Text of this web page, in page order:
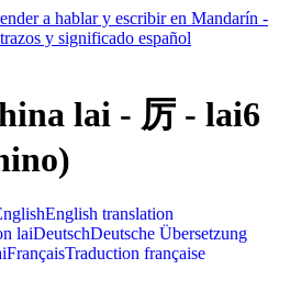
lai - 厉 - lai6
English translation
DeutschDeutsche Übersetzung
FrançaisTraduction française